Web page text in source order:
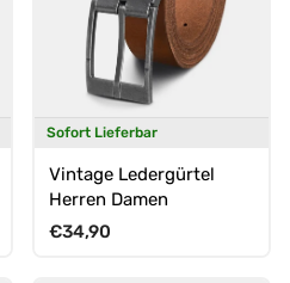
Sofort Lieferbar
Vintage Ledergürtel
Herren Damen
Normaler Preis
€34,90